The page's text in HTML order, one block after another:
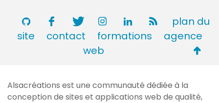
plan du
site
contact formations
agence
web
de
Alsacréations est une communauté dédiée à la
conception de sites et applications web de qualité,